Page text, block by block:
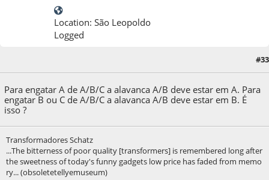
Location: São Leopoldo
Logged
#33
Para engatar A de A/B/C a alavanca A/B deve estar em A. Para
engatar B ou C de A/B/C a alavanca A/B deve estar em B. É
isso ?
Transformadores Schatz
...The bitterness of poor quality [transformers] is remembered long after
the sweetness of today's funny gadgets low price has faded from memo
ry... (obsoletetellyemuseum)